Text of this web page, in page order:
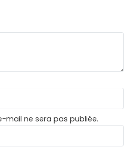
mail ne sera pas publiée.